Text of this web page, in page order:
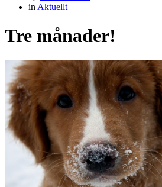
in Aktuellt
Tre månader!